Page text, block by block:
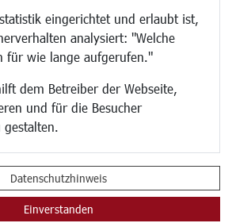
eingerichtet und erlaubt ist,
analysiert: "Welche
für wie lange aufgerufen."
dem Betreiber der Webseite,
und für die Besucher
gestalten.
Datenschutzhinweis
Einverstanden